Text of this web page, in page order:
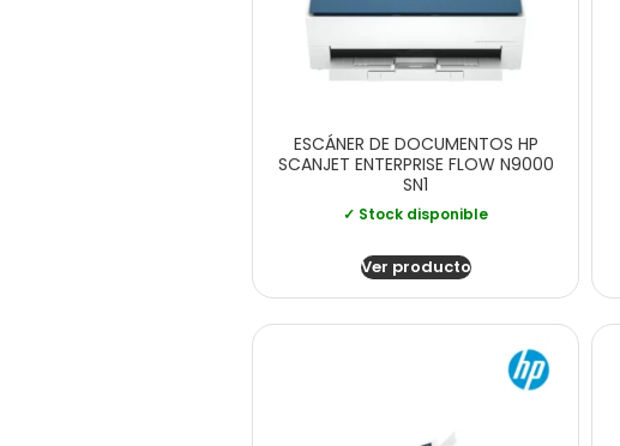
ESCÁNER DE DOCUMENTOS HP
SCANJET ENTERPRISE FLOW N9000
SN1
✓ Stock disponible
Ver producto